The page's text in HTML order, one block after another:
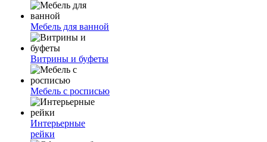
Мебель для ванной
Витрины и буфеты
Мебель с росписью
Интерьерные
рейки